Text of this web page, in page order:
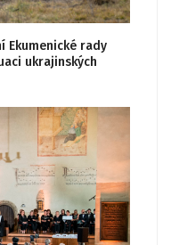
Ekumenické rady
ukrajinských